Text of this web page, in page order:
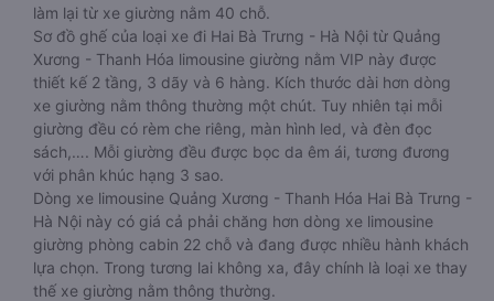
làm lại từ xe giường nằm 40 chỗ.
Sơ đồ ghế của loại xe đi Hai Bà Trưng - Hà Nội từ Quảng
Xương - Thanh Hóa limousine giường nằm VIP này được
thiết kế 2 tầng, 3 dãy và 6 hàng. Kích thước dài hơn dòng
xe giường nằm thông thường một chút. Tuy nhiên tại mỗi
giường đều có rèm che riêng, màn hình led, và đèn đọc
sách,…. Mỗi giường đều được bọc da êm ái, tương đương
với phân khúc hạng 3 sao.
Dòng xe limousine Quảng Xương - Thanh Hóa Hai Bà Trưng -
Hà Nội này có giá cả phải chăng hơn dòng xe limousine
giường phòng cabin 22 chỗ và đang được nhiều hành khách
lựa chọn. Trong tương lai không xa, đây chính là loại xe thay
thế xe giường nằm thông thường.